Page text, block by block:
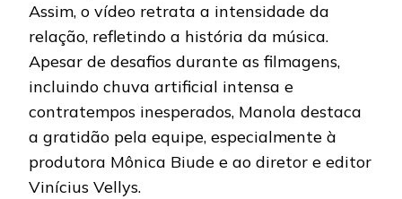
Assim, o vídeo retrata a intensidade da
relação, refletindo a história da música.
Apesar de desafios durante as filmagens,
incluindo chuva artificial intensa e
contratempos inesperados, Manola destaca
a gratidão pela equipe, especialmente à
produtora Mônica Biude e ao diretor e editor
Vinícius Vellys.